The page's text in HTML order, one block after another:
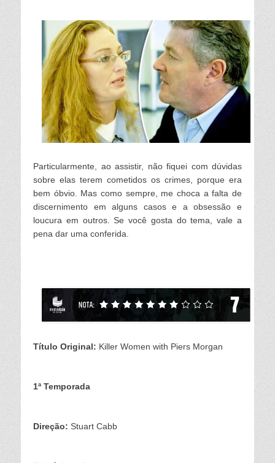
Particularmente, ao assistir, não fiquei com dúvidas
sobre elas terem cometidos os crimes, porque era
bem óbvio. Mas como sempre, me choca a falta de
discernimento em alguns casos e a obsessão e
loucura em outros. Se você gosta do tema, vale a
pena dar uma conferida.
Título Original: Killer Women with Piers Morgan
1ª Temporada
Direção: Stuart Cabb